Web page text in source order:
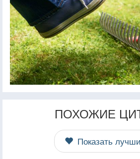
ПОХОЖИЕ
Показать